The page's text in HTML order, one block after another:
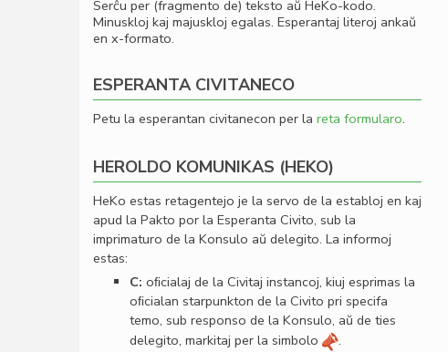
Serĉu per (fragmento de) teksto aŭ HeKo-kodo.
Minuskloj kaj majuskloj egalas. Esperantaj literoj ankaŭ
en x-formato.
ESPERANTA CIVITANECO
Petu la esperantan civitanecon per la reta formularo.
HEROLDO KOMUNIKAS (HEKO)
HeKo estas retagentejo je la servo de la establoj en kaj
apud la Pakto por la Esperanta Civito, sub la
imprimaturo de la Konsulo aŭ delegito. La informoj
estas:
C: oﬁcialaj de la Civitaj instancoj, kiuj esprimas la
oﬁcialan starpunkton de la Civito pri specifa
temo, sub responso de la Konsulo, aŭ de ties
delegito, markitaj per la simbolo
.